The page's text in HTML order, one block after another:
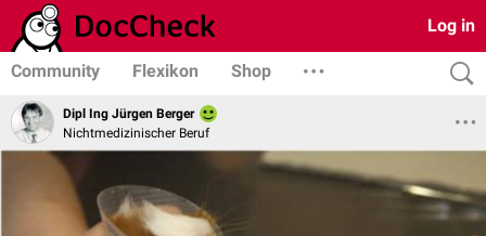
Log in
Community Flexikon Shop
Dipl Ing Jürgen Berger
Nichtmedizinischer Beruf